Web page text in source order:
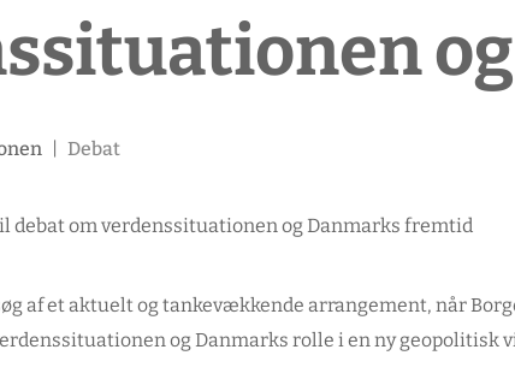
| Debat
af et aktuelt og tankevækkende arrangement, når
og Danmarks rolle i en ny geopolitisk